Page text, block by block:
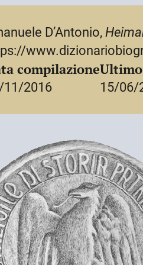
e seguiti, secondo
della salma.
D’Antonio,
compilazione
11/2016 15/06/